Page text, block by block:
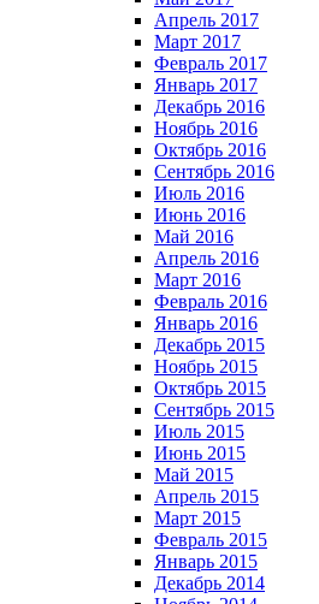
Апрель 2017
Март 2017
Февраль 2017
Январь 2017
Декабрь 2016
Ноябрь 2016
Октябрь 2016
Сентябрь 2016
Июль 2016
Июнь 2016
Май 2016
Апрель 2016
Март 2016
Февраль 2016
Январь 2016
Декабрь 2015
Ноябрь 2015
Октябрь 2015
Сентябрь 2015
Июль 2015
Июнь 2015
Май 2015
Апрель 2015
Март 2015
Февраль 2015
Январь 2015
Декабрь 2014